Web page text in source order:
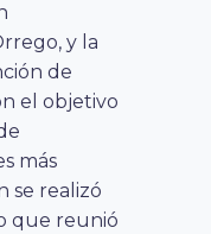
y la
de
el objetivo
más
se realizó
que reunió